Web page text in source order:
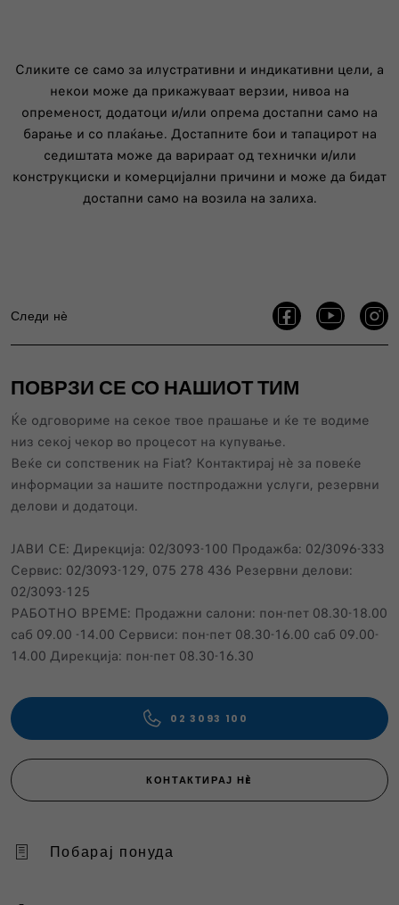
Сликите се само за илустративни и индикативни цели, а
некои може да прикажуваат верзии, нивоа на
опременост, додатоци и/или опрема достапни само на
барање и со плаќање. Достапните бои и тапацирот на
седиштата може да варираат од технички и/или
конструкциски и комерцијални причини и може да бидат
достапни само на возила на залиха.
Следи нѐ
ПОВРЗИ СЕ СО НАШИОТ ТИМ
Ќе одговориме на секое твое прашање и ќе те водиме
низ секој чекор во процесот на купување.
Веќе си сопственик нa Fiat? Контактирај нѐ за повеќе
информации за нашите постпродажни услуги, резервни
делови и додатоци.
ЈАВИ СЕ: Дирекција: 02/3093-100 Продажба: 02/3096-333
Сервис: 02/3093-129, 075 278 436 Резервни делови:
02/3093-125
РАБОТНО ВРЕМЕ: Продажни салони: пон-пет 08.30-18.00
саб 09.00 -14.00 Сервиси: пон-пет 08.30-16.00 саб 09.00-
14.00 Дирекција: пон-пет 08.30-16.30
02 3093 100
КОНТАКТИРАЈ НÈ
Побарај понуда